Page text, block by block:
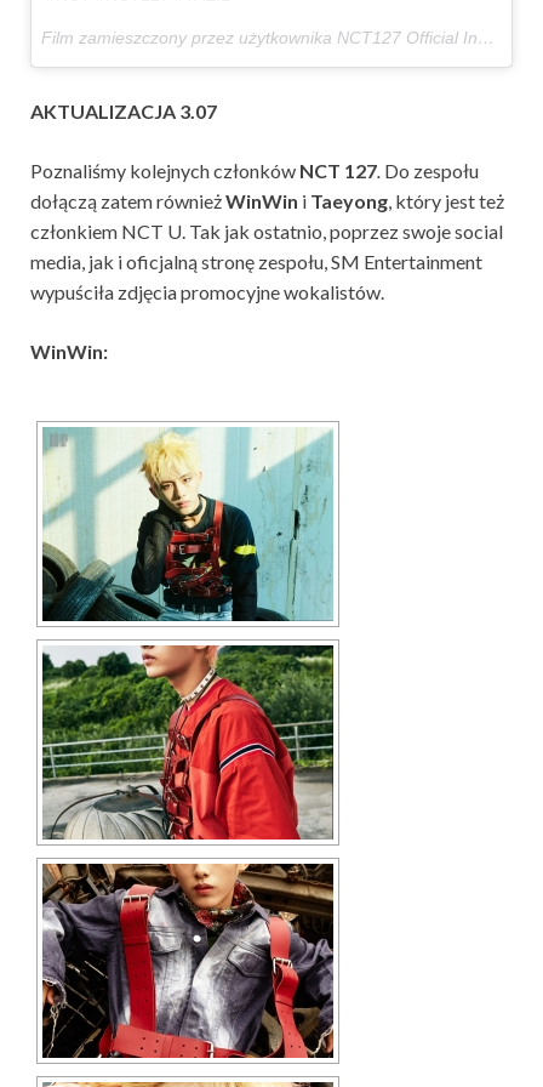
Film zamieszczony przez użytkownika NCT127 Official Instagram (@nct127)
AKTUALIZACJA 3.07
Poznaliśmy kolejnych członków NCT 127. Do zespołu
dołączą zatem równieżWinWin i Taeyong, który jest też
członkiem NCT U. Tak jak ostatnio, poprzez swoje social
media, jak i oficjalną stronę zespołu, SM Entertainment
wypuściła zdjęcia promocyjne wokalistów.
WinWin: